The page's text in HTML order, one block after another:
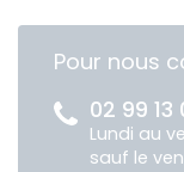
Pour nous
02 99 13
Lundi au
sauf le